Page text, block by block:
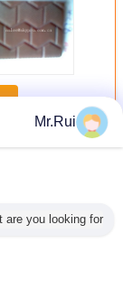
بیشورق لاستیکی
Mr.Rui
you looking for?